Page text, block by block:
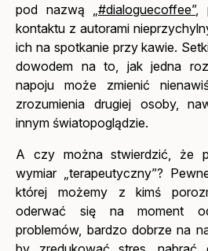
pod nazwą
„#dialoguecoffee”,
kontaktu z autorami
ich na spotkanie przy kawie.
dowodem na to, jak jedna
napoju może zmienić
zrozumienia drugiej osoby,
innym światopoglądzie.
A czy można stwierdzić, że
wymiar „terapeutyczny”?
której możemy z kimś
oderwać się na moment
problemów, bardzo dobrze na